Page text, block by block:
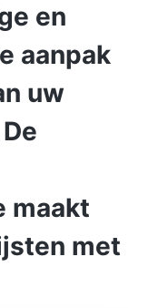
en
aanpak
uw
maakt
met